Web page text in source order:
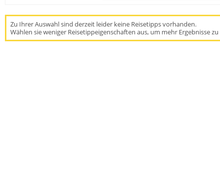
Zu Ihrer Auswahl sind derzeit leider keine Reisetipps vorhanden.
Wählen sie weniger Reisetippeigenschaften aus, um mehr Ergebnisse